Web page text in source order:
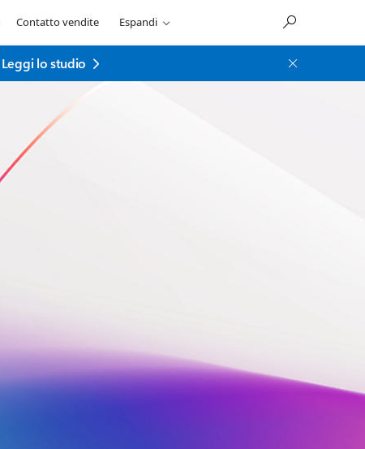
Contatto vendite Espandi
Leggi lo studio